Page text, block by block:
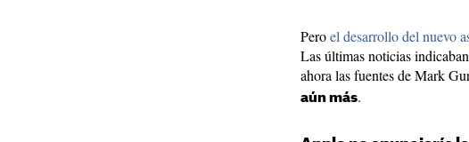
Peroel desarrollo del nuevo
Las últimas noticias
ahora las fuentes de Mark
aún más.